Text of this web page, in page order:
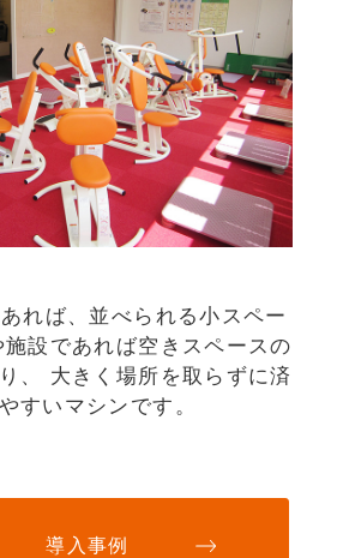
れば、並べられる小スペー
設であれば空きスペースの
、 大きく場所を取らずに済
すいマシンです。
導入事例